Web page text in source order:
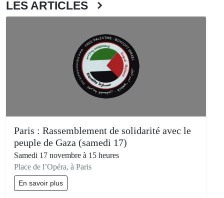
LES ARTICLES
Paris : Rassemblement de solidarité avec le
peuple de Gaza (samedi 17)
Samedi 17 novembre à 15 heures
Place de l’Opéra, à Paris
En savoir plus